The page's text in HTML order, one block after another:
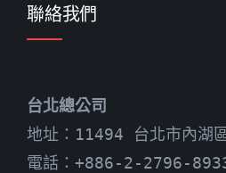
聯絡我們
台北總公司
地址：11494 台北市內湖
電話：+886-2-2796-